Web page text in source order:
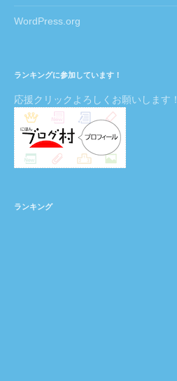
WordPress.org
ランキングに参加しています！
応援クリックよろしくお願いします！
ランキング